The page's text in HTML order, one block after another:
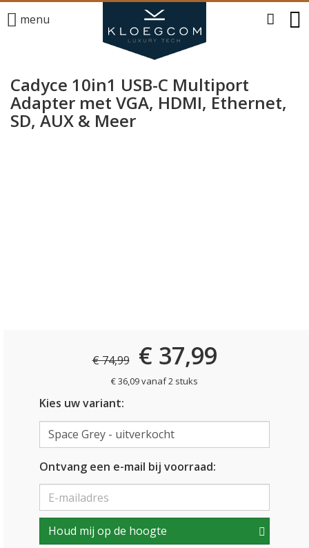
menu
Cadyce 10in1 USB-C Multiport
Adapter met VGA, HDMI, Ethernet,
SD, AUX & Meer
€ 74,99 € 37,99
€ 36,09 vanaf 2 stuks
Kies uw variant:
Ontvang een e-mail bij voorraad:
Houd mij op de hoogte